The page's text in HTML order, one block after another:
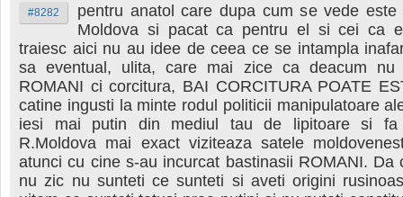
#8282
pentru anatol care dupa cum se vede
Moldova si pacat ca pentru el si cei ca
traiesc aici nu au idee de ceea ce se intampla
sa eventual, ulita, care mai zice ca deacum nu
ROMANI ci corcitura, BAI CORCITURA POATE
catine ingusti la minte rodul politicii manipulatoare
iesi mai putin din mediul tau de lipitoare si
R.Moldova mai exact viziteaza satele
atunci cu cine s-au incurcat bastinasii ROMANI. Da
nu zic nu sunteti ce sunteti si aveti origini